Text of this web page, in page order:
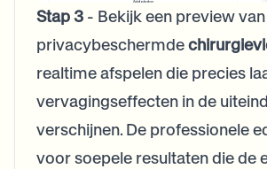
Stap 3 - Bekijk een preview
privacybeschermde
realtime afspelen die precies
vervagingseffecten in de
verschijnen. De professionele
voor soepele resultaten die de